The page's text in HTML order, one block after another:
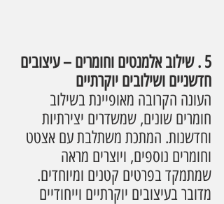
5 . שילוב אלמנטים וחומרים – עיצובים
חדשניים ושילובים יוקרתיים
העונה הקרובה מאופיינת בשילוב
חומרים שונים, שמשדרים יצירתיות
וחדשנות. המתכת משתלבת עם אצטט
וחומרים נוספים, ויוצרים מראה
שמתמקד בפרטים קטנים ומיוחדים.
מדובר בעיצובים יוקרתיים וייחודיים